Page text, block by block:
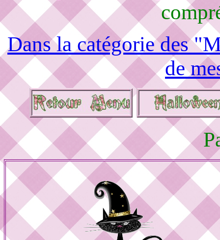
Dans la catégorie des
de